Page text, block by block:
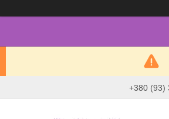
+380 (93)